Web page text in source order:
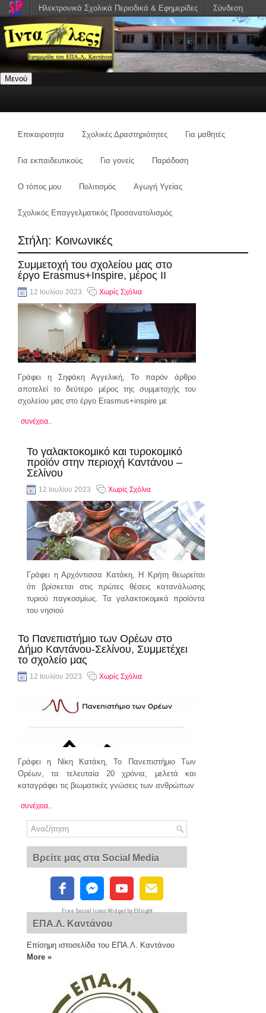
Μενού
Επικαιροτητα Σχολικές Δραστηριότητες Για μαθητές
Για εκπαιδευτικούς Για γονείς Παράδοση
Ο τόπος μου Πολιτισμός Αγωγή Υγείας
Σχολικός Επαγγελματικός Προσανατολισμός
Στήλη: Κοινωνικές
Συμμετοχή του σχολείου μας στο
έργο Εrasmus+Inspire, μέρος ΙI
12 Ιουλίου 2023 Χωρίς Σχόλια
Γράφει η Σηφάκη Αγγελική, Το παρόν άρθρο
αποτελεί το δεύτερο μέρος της συμμετοχής του
σχολείου μας στο έργο Erasmus+inspire με
συνέχεια..
Το γαλακτοκομικό και τυροκομικό
προϊόν στην περιοχή Καντάνου –
Σελίνου
12 Ιουλίου 2023 Χωρίς Σχόλια
Γράφει η Αρχόντισσα Κατάκη, Η Κρήτη θεωρείται
ότι βρίσκεται στις πρώτες θέσεις κατανάλωσης
τυριού παγκοσμίως. Τα γαλακτοκομικά προϊόντα
του νησιού
Το Πανεπιστήμιο των Ορέων στο
Δήμο Καντάνου-Σελίνου, Συμμετέχει
το σχολείο μας
12 Ιουλίου 2023 Χωρίς Σχόλια
Γράφει η Νίκη Κατάκη, Το Πανεπιστήμιο Των
Ορέων, τα τελευταία 20 χρόνια, μελετά και
καταγράφει τις βιωματικές γνώσεις των ανθρώπων
συνέχεια..
Βρείτε μας στα Social Media
Free Social Icons Widget by Elfsight
ΕΠΑ.Λ. Καντάνου
Επίσημη ιστοσελίδα του ΕΠΑ.Λ. Καντάνου
More »
Ηλεκτρονικά Σχολικά Περιοδικά & Εφημερίδες Σύνδεση